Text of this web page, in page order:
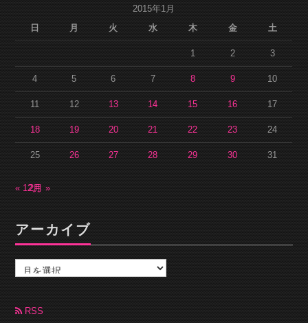
2015年1月
日
月 火 水 木 金 土
1 2 3
4 5 6 7 8 9 10
11 12 13 14 15 16 17
18 19 20 21 22 23 24
25 26 27 28 29 30 31
« 12月2月 »
アーカイブ
カ
ブ RSS